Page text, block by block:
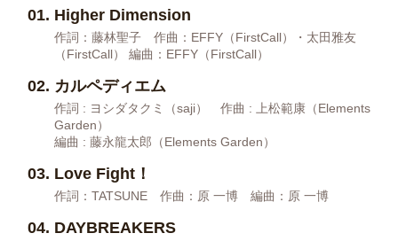
Higher Dimension
作詞：藤林聖子 作曲：EFFY（FirstCall）・太田雅友
（FirstCall） 編曲：EFFY（FirstCall）
カルペディエム
作詞 : ヨシダタクミ（saji） 作曲 : 上松範康（Elements
Garden）
編曲 : 藤永龍太郎（Elements Garden）
Love Fight！
作詞：TATSUNE 作曲：原 一博 編曲：原 一博
DAYBREAKERS